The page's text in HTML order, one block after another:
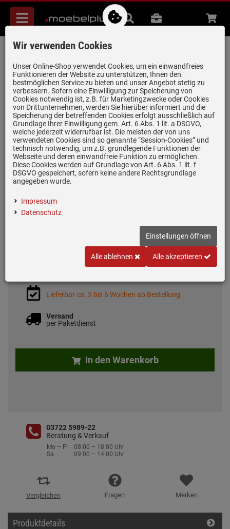
Menü
Suche
B2B Beratung
Elica KIT0010700 Kamin Kurz Edelstahl
Artikel-Nummer:19965283 | Herstellernummer:KIT0010700 |
EAN:8020283004238
Einloggen und Bewertung schreiben
Länge: 270 - 480 mm
€
Lieferbar ca. 3 bis 6 Wochen ab Bestellung
Versand
per Paketdienst
In den Warenkorb
03722 5989-22
Beratung & Verkauf
Mo – Fr
08:00 – 18:00 Uhr
Sa
09:00 – 14:00 Uhr
Vergleichen Fragen Merken
Produktdetails
Wir verwenden Cookies
Unser Online-Shop verwendet Cookies, um ein einwandfreies
Funktionieren der Website zu unterstützen, Ihnen den
bestmöglichen Service zu bieten und unser Angebot stetig zu
verbessern. Sofern eine Einwilligung zur Speicherung von
Cookies notwendig ist, z.B. für Marketingzwecke oder Cookies
von Drittunternehmen, werden Sie hierüber informiert und die
Speicherung der betreffenden Cookies erfolgt ausschließlich auf
Grundlage Ihrer Einwilligung gem. Art. 6 Abs. 1 lit. a DSGVO,
welche jederzeit widerrufbar ist. Die meisten der von uns
verwendeten Cookies sind so genannte “Session-Cookies” und
technisch notwendig, um z.B. grundlegende Funktionen der
Webseite und deren einwandfreie Funktion zu ermöglichen.
Diese Cookies werden auf Grundlage von Art. 6 Abs. 1 lit. f
DSGVO gespeichert, sofern keine andere Rechtsgrundlage
angegeben wurde.
Impressum
Datenschutz
Einstellungen öffnen
Alle ablehnen Alle akzeptieren